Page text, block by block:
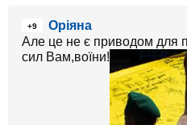
+9
Оріяна
Але це не є приводом для
сил Вам,воїни!